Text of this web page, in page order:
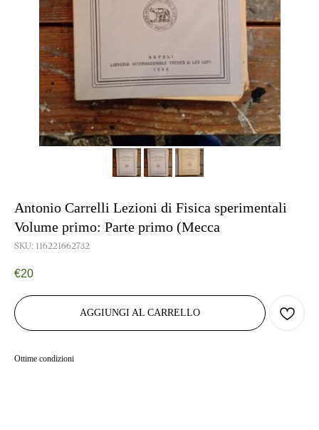
Antonio Carrelli Lezioni di Fisica sperimentali
Volume primo: Parte primo (Mecca
SKU: 116221662732
€20
AGGIUNGI AL CARRELLO
Ottime condizioni